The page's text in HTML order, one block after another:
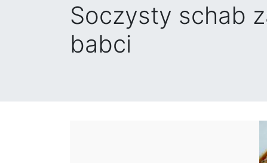
Soczysty schab
babci